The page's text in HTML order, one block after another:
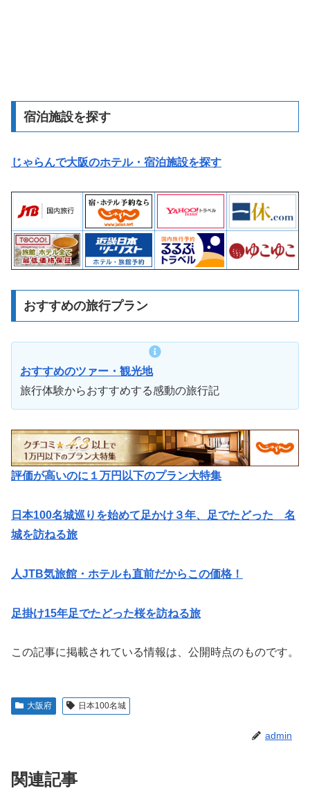
宿泊施設を探す
じゃらんで大阪のホテル・宿泊施設を探す
おすすめの旅行プラン
おすすめのツァー・観光地
旅行体験からおすすめする感動の旅行記
評価が高いのに１万円以下のプラン大特集
日本100名城巡りを始めて足かけ３年、足でたどった 名
城を訪ねる旅
人JTB気旅館・ホテルも直前だからこの価格！
足掛け15年足でたどった桜を訪ねる旅
この記事に掲載されている情報は、公開時点のものです。
大阪府 日本100名城
admin
関連記事